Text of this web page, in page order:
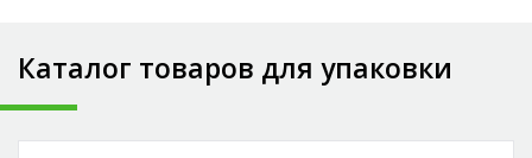
Каталог товаров для упаковки